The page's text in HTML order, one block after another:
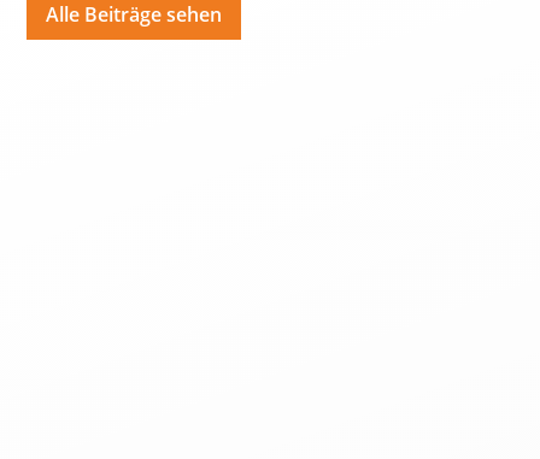
Alle Beiträge sehen